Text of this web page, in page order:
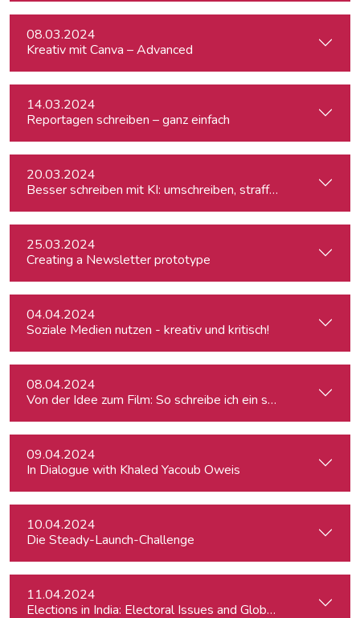
08.03.2024
Kreativ mit Canva – Advanced
14.03.2024
Reportagen schreiben – ganz einfach
20.03.2024
Besser schreiben mit KI: umschreiben, straffen, redigieren
25.03.2024
Creating a Newsletter prototype
04.04.2024
Soziale Medien nutzen - kreativ und kritisch!
08.04.2024
Von der Idee zum Film: So schreibe ich ein schlüssiges
09.04.2024
In Dialogue with Khaled Yacoub Oweis
10.04.2024
Die Steady-Launch-Challenge
11.04.2024
Elections in India: Electoral Issues and Global Ambitions